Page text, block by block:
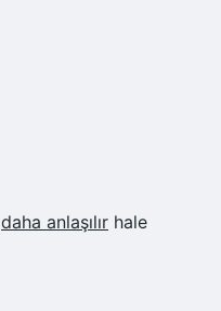
daha anlaşılır hale